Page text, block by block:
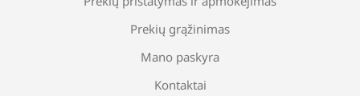
Prekių grąžinimas
Mano paskyra
Kontaktai